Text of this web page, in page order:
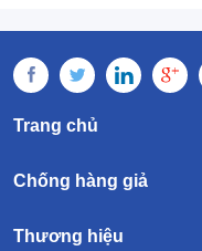
Trang chủ
Chống hàng giả
Thương hiệu